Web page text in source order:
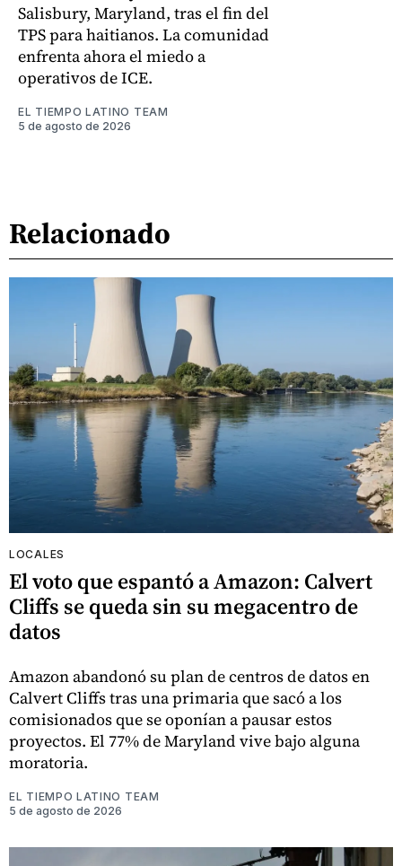
Salisbury, Maryland, tras el fin del
TPS para haitianos. La comunidad
enfrenta ahora el miedo a
operativos de ICE.
EL TIEMPO LATINO TEAM
5 de agosto de 2026
Relacionado
LOCALES
El voto que espantó a Amazon: Calvert
Cliffs se queda sin su megacentro de
datos
Amazon abandonó su plan de centros de datos en
Calvert Cliffs tras una primaria que sacó a los
comisionados que se oponían a pausar estos
proyectos. El 77% de Maryland vive bajo alguna
moratoria.
EL TIEMPO LATINO TEAM
5 de agosto de 2026